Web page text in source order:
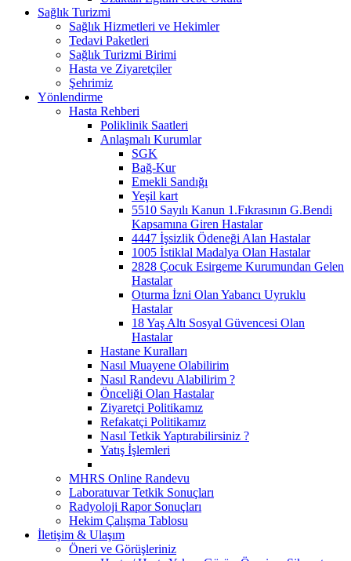
Sağlık Turizmi
Sağlık Hizmetleri ve Hekimler
Tedavi Paketleri
Sağlık Turizmi Birimi
Hasta ve Ziyaretçiler
Şehrimiz
Yönlendirme
Hasta Rehberi
Poliklinik Saatleri
Anlaşmalı Kurumlar
SGK
Bağ-Kur
Emekli Sandığı
Yeşil kart
5510 Sayılı Kanun 1.Fıkrasının G.Bendi
Kapsamına Giren Hastalar
4447 İşsizlik Ödeneği Alan Hastalar
1005 İstiklal Madalya Olan Hastalar
2828 Çocuk Esirgeme Kurumundan Gelen
Hastalar
Oturma İzni Olan Yabancı Uyruklu
Hastalar
18 Yaş Altı Sosyal Güvencesi Olan
Hastalar
Hastane Kuralları
Nasıl Muayene Olabilirim
Nasıl Randevu Alabilirim ?
Önceliği Olan Hastalar
Ziyaretçi Politikamız
Refakatçi Politikamız
Nasıl Tetkik Yaptırabilirsiniz ?
Yatış İşlemleri
MHRS Online Randevu
Laboratuvar Tetkik Sonuçları
Radyoloji Rapor Sonuçları
Hekim Çalışma Tablosu
İletişim & Ulaşım
Öneri ve Görüşleriniz